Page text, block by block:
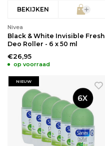
BEKIJKEN
Nivea
Black & White Invisible Fresh
Deo Roller - 6 x 50 ml
€26,95
op voorraad
NIEUW